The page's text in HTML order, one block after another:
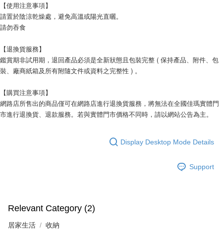
【使用注意事項】
請置於陰涼乾燥處，避免高溫或陽光直曬。
請勿吞食
【退換貨服務】
鑑賞期非試用期，退回產品必須是全新狀態且包裝完整 ( 保持產品、附件、包
裝、廠商紙箱及所有附隨文件或資料之完整性 ) 。
【購買注意事項】
網路店所售出的商品僅可在網路店進行退換貨服務，將無法在全國佳瑪實體門
市進行退換貨、退款服務。若與實體門市價格不同時，請以網站公告為主。
Display Desktop Mode Details
Support
Relevant Category (2)
居家生活 收納